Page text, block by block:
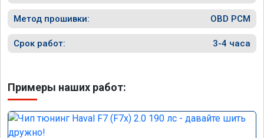
Метод прошивки: OBD PCM
Срок работ: 3-4 часа
Примеры наших работ: